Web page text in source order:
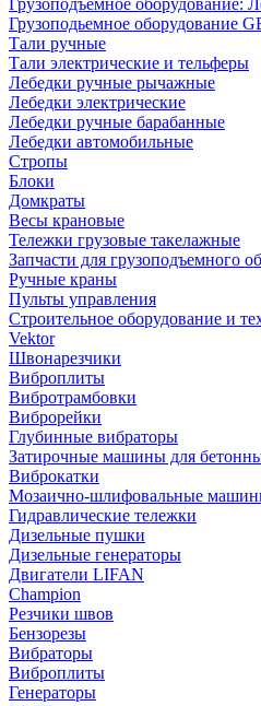
Грузоподъемное оборудование:
Грузоподьемное оборудование
Тали ручные
Тали электрические и тельферы
Лебедки ручные рычажные
Лебедки электрические
Лебедки ручные барабанные
Лебедки автомобильные
Стропы
Блоки
Домкраты
Весы крановые
Тележки грузовые такелажные
Запчасти для грузоподъемного
Ручные краны
Пульты управления
Строительное оборудование и
Vektor
Швонарезчики
Виброплиты
Вибротрамбовки
Виброрейки
Глубинные вибраторы
Затирочные машины для
Виброкатки
Мозаично-шлифовальные
Гидравлические тележки
Дизельные пушки
Дизельные генераторы
Двигатели LIFAN
Champion
Резчики швов
Бензорезы
Вибраторы
Виброплиты
Генераторы